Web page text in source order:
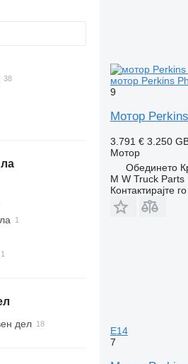
дел
мотор Perkins
9
Мотор
3.791 € 3.250
Мотор
Обединето
M W Truck Parts
Контактирајте
E14
7